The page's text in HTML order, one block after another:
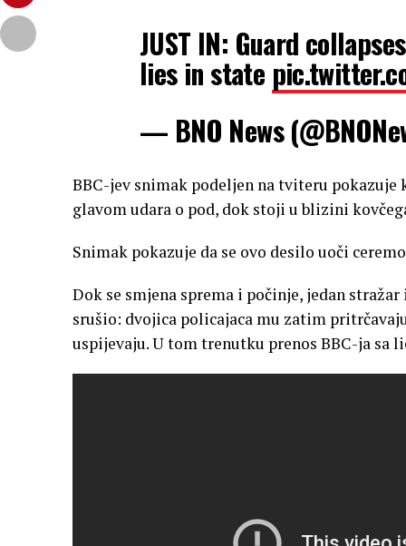
JUST IN: Guard
lies in state
— BNO News
BBC-jev snimak podeljen na tviteru
glavom udara o pod, dok stoji u blizini
Snimak pokazuje da se ovo desilo uoči
Dok se smjena sprema i počinje, jedan
srušio: dvojica policajaca mu zatim
uspijevaju. U tom trenutku prenos BBC-ja sa